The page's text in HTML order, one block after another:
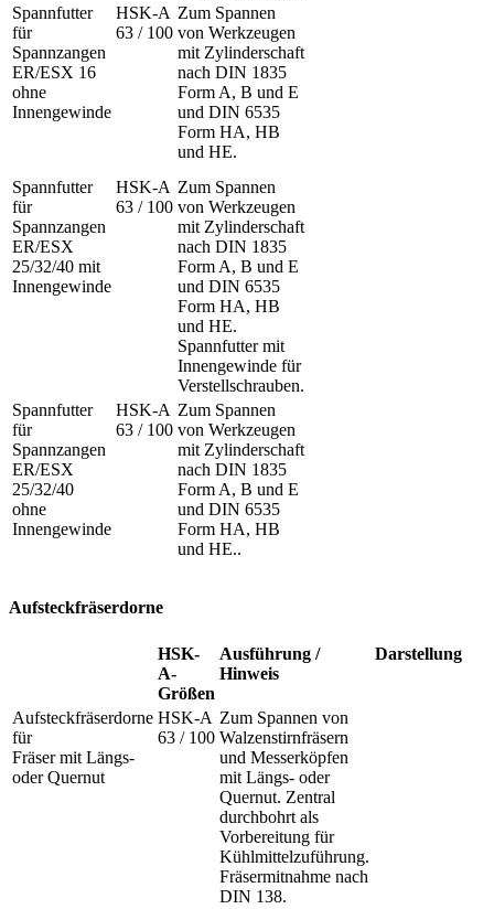
Spannfutter
für
Spannzangen
ER/ESX 16
ohne
Innengewinde
HSK-A
63 / 100
Zum Spannen
von Werkzeugen
mit Zylinderschaft
nach DIN 1835
Form A, B und E
und DIN 6535
Form HA, HB
und HE.
Spannfutter
für
Spannzangen
ER/ESX
25/32/40 mit
Innengewinde
HSK-A
63 / 100
Zum Spannen
von Werkzeugen
mit Zylinderschaft
nach DIN 1835
Form A, B und E
und DIN 6535
Form HA, HB
und HE.
Spannfutter mit
Innengewinde für
Verstellschrauben.
Spannfutter
für
Spannzangen
ER/ESX
25/32/40
ohne
Innengewinde
HSK-A
63 / 100
Zum Spannen
von Werkzeugen
mit Zylinderschaft
nach DIN 1835
Form A, B und E
und DIN 6535
Form HA, HB
und HE..
Aufsteckfräserdorne
HSK-
A-
Größen
Ausführung /
Hinweis
Darstellung
Aufsteckfräserdorne
für
Fräser mit Längs-
oder Quernut
HSK-A
63 / 100
Zum Spannen von
Walzenstirnfräsern
und Messerköpfen
mit Längs- oder
Quernut. Zentral
durchbohrt als
Vorbereitung für
Kühlmittelzuführung.
Fräsermitnahme nach
DIN 138.